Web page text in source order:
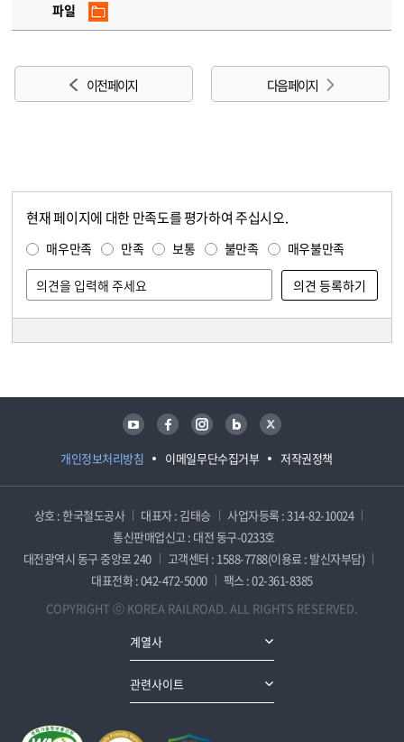
파일
이전 페이지 다음 페이지
현재 페이지에 대한 만족도를 평가하여 주십시오.
매우만족 만족 보통 불만족 매우불만족
개인정보처리방침 이메일무단수집거부 저작권정책
유튜브 페이스북 인스타그램 블로그 트위터
상호 : 한국철도공사 대표자 : 김태승
사업자등록 : 314-82-10024
통신판매업신고 : 대전 동구-0233호
대전광역시 동구 중앙로 240
고객센터 : 1588-7788(이용료 : 발신자부담)
대표전화 : 042-472-5000
팩스 : 02-361-8385
COPYRIGHT ⓒ KOREA RAILROAD. ALL RIGHTS RESERVED.
계열사
관련사이트